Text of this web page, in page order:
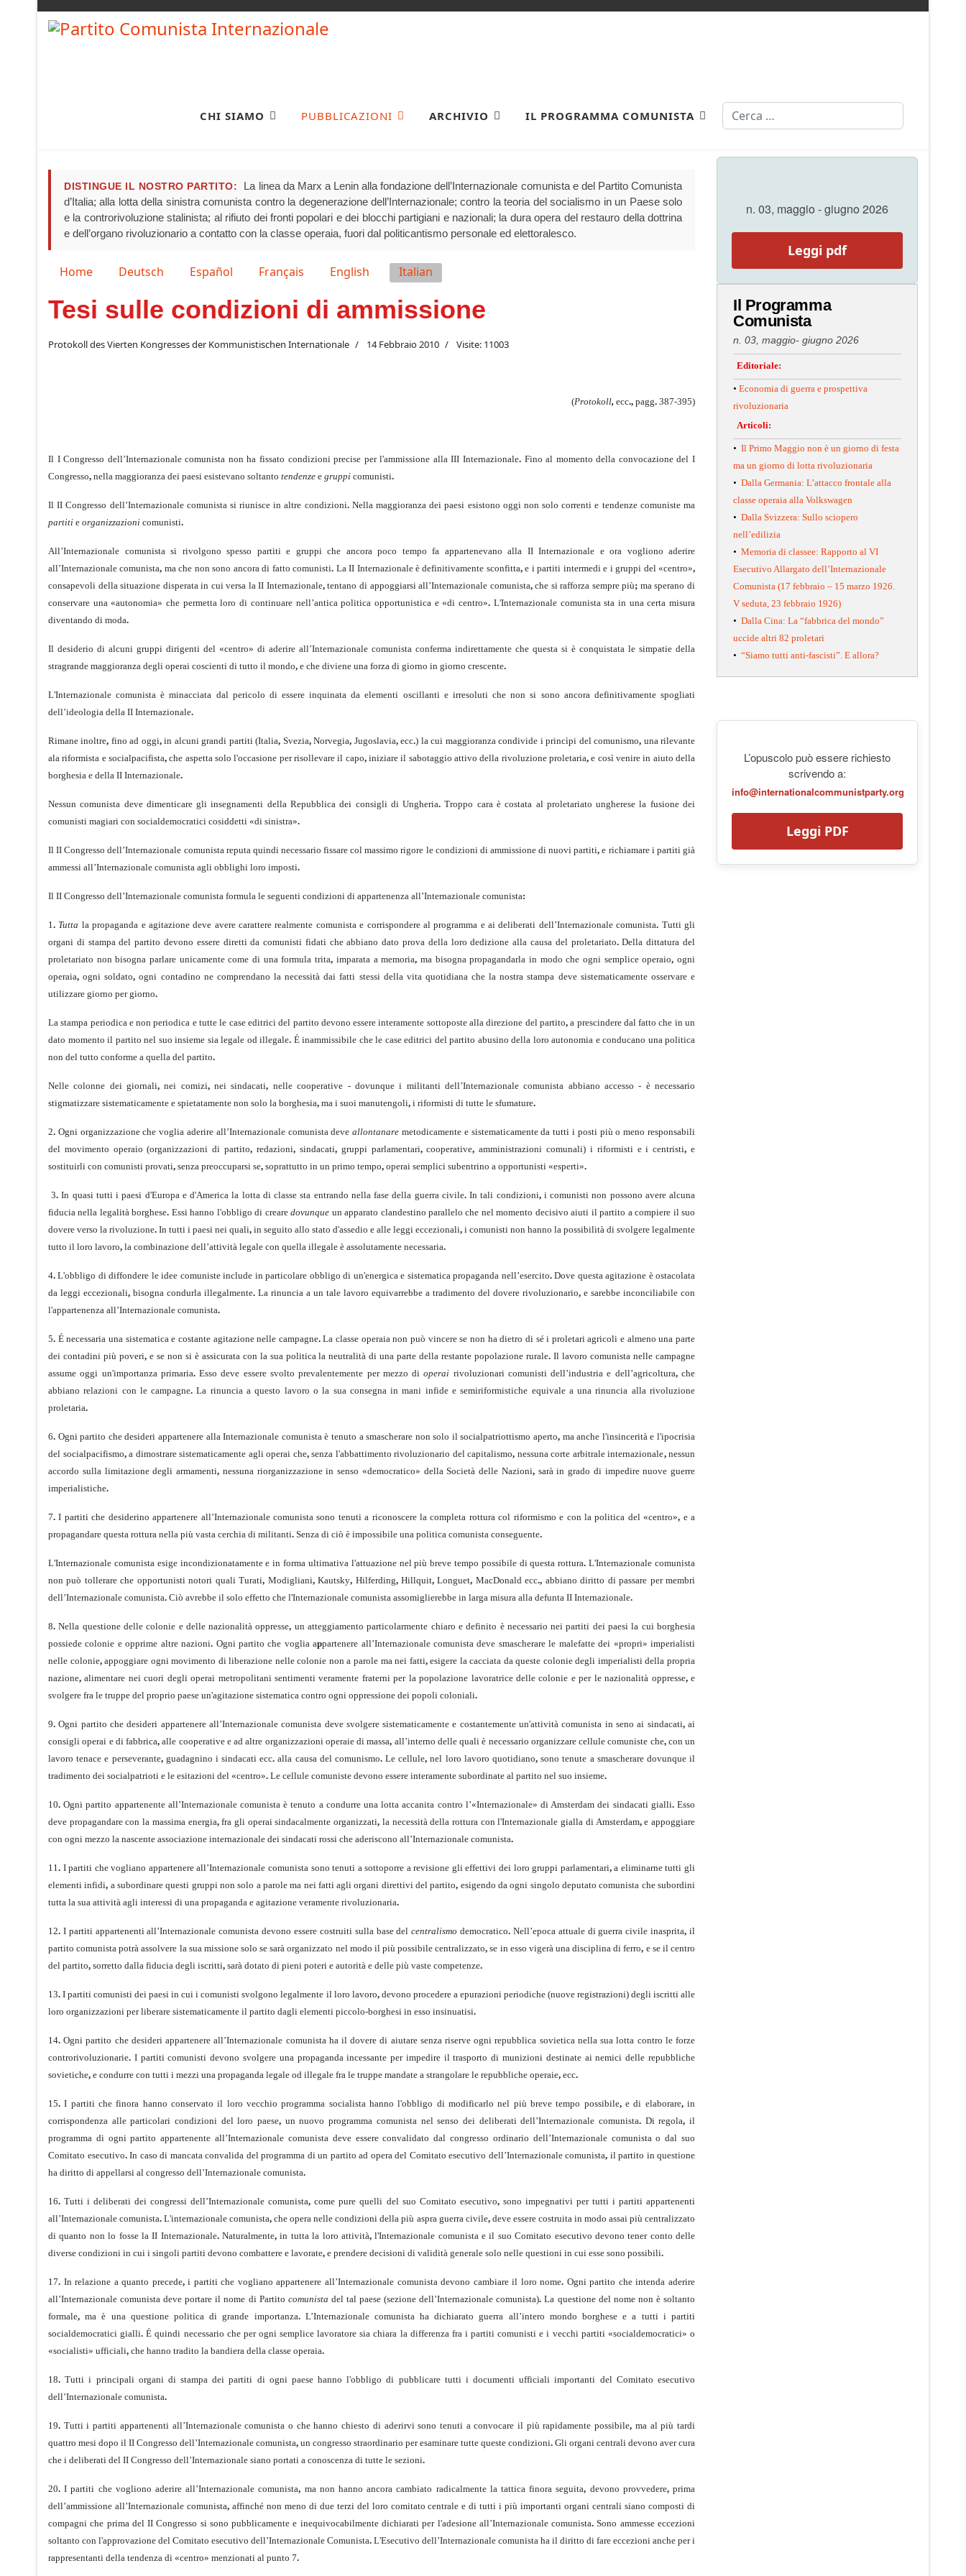
CHI SIAMO PUBBLICAZIONI ARCHIVIO IL PROGRAMMA COMUNISTA Cerca
DISTINGUE IL NOSTRO PARTITO:
La linea da Marx a Lenin alla fondazione dell’Internazionale comunista e del Partito Comunista
d’Italia; alla lotta della sinistra comunista contro la degenerazione dell’Internazionale; contro la teoria del socialismo in un Paese solo
e la controrivoluzione stalinista; al rifiuto dei fronti popolari e dei blocchi partigiani e nazionali; la dura opera del restauro della dottrina
e dell’organo rivoluzionario a contatto con la classe operaia, fuori dal politicantismo personale ed elettoralesco.
Seleziona la tua lingua
Home Deutsch Español Français English Italian
Tesi sulle condizioni di ammissione
Protokoll des Vierten Kongresses der Kommunistischen Internationale 14 Febbraio 2010 Visite: 11003
(Protokoll, ecc., pagg. 387-395)
Il I Congresso dell’Internazionale comunista non ha fissato condizioni pre­cise per l'ammissione alla III Internazionale. Fino al momento della convoca­zione del I
Congresso, nella maggioranza dei paesi esistevano soltanto tendenze e gruppi comunisti.
Il II Congresso dell’Internazionale comunista si riunisce in altre condizio­ni.Nella maggioranza dei paesi esistono oggi non solo correnti e tendenze comu­niste ma
partiti e organizzazioni comunisti.
All’Internazionale comunista si rivolgono spesso partiti e gruppi che ancora poco tempo fa appartenevano alla II Internazionale e ora vogliono aderire
all’Internazionale comunista, ma che non sono ancora di fatto comunisti. La II Internazionale è definitivamente sconfitta,e i partiti intermedi e i gruppi del «centro»,
consapevoli della situazione disperata in cui versa la II Internazionale,tentano di appoggiarsi all’Internazionale comunista,che si rafforza sempre più; ma sperano di
conservare una «autonomia» che permetta loro di continuare nell’antica politica opportunistica e «di centro». L'Internazionale comunista sta in una certa misura
diventando di moda.
Il desiderio di alcuni gruppi dirigenti del «centro» di aderire all’Interna­zionale comunista conferma indirettamente che questa si è conquistata le simpa­tie della
stragrande maggioranza degli operai coscienti di tutto il mondo, e che diviene una forza di giorno in giorno crescente.
L'Internazionale comunista è minacciata dal pericolo di essere inquinata da elementi oscillanti e irresoluti che non si sono ancora definitivamente spogliati
dell’ideologia della II Internazionale.
Rimane inoltre, fino ad oggi,in alcuni grandi partiti (Italia, Svezia,Norvegia, Jugoslavia,ecc.) la cui maggioranza condivide i princìpi del comunismo, una rilevante
ala riformista e socialpacifista, che aspetta solo l'occasione per ri­sollevare il capo,iniziare il sabotaggio attivo della rivoluzione proletaria, e così venire in aiuto della
borghesia e della II Internazionale.
Nessun comunista deve dimenticare gli insegnamenti della Repubblica dei consigli di Ungheria. Troppo cara è costata al proletariato ungherese la fusione dei
comunisti magiari con socialdemocratici cosiddetti «di sinistra».
Il II Congresso dell’Internazionale comunista reputa quindi necessario fissa­re col massimo rigore le condizioni di ammissione di nuovi partiti, e richiama­re i partiti già
ammessi all’Internazionale comunista agli obblighi loro imposti.
Il II Congresso dell’Internazionale comunista formula le seguenti condizioni di appartenenza all’Internazionale comunista:
1 . Tutta la propaganda e agitazione deve avere carattere realmente comu­nista e corrispondere al programma e ai deliberati dell’Internazionale comunista. Tutti gli
organi di stampa del partito devono essere diretti da comunisti fidati che abbiano dato prova della loro dedizione alla causa del proletariato.Della dittatura del
proletariato non bisogna parlare unicamente come di una formula trita, imparata a memoria, ma bisogna propagandarla in modo che ogni sempli­ce operaio, ogni
operaia, ogni soldato, ogni contadino ne comprendano la ne­cessità dai fatti stessi della vita quotidiana che la nostra stampa deve sistema­ticamente osservare e
utilizzare giorno per giorno.
La stampa periodica e non periodica e tutte le case editrici del partito devono essere interamente sottoposte alla direzione del partito,a prescindere dal fatto che in un
dato momento il partito nel suo insieme sia legale od illegale. É inammissibile che le case editrici del partito abusino della loro autonomia e conducano una politica
non del tutto conforme a quella del partito.
Nelle colonne dei giornali, nei comizi,nei sindacati, nelle cooperative - dovunque i militanti dell’Internazionale comunista abbiano accesso - è necessario
stigmatizzare sistematicamente e spietatamente non solo la borghesia, ma i suoi manutengoli, i riformisti di tutte le sfumature.
2. Ogni organizzazione che voglia aderire all’Internazionale comunista deveallontanaremetodicamente e sistematicamente da tutti i posti più o meno respon­sabili
del movimento operaio (organizzazioni di partito, redazioni, sindacati,gruppi parlamentari,cooperative, amministrazioni comunali) i riformisti e i centristi, e
sostituirli con comunisti provati, senza preoccuparsi se, soprattutto in un pri­mo tempo, operai semplici subentrino a opportunisti «esperti».
3. In quasi tutti i paesi d'Europa e d'America la lotta di classe sta en­trando nella fase della guerra civile.In tali condizioni,i comunisti non possono avere alcuna
fiducia nella legalità borghese. Essi hanno l'obbligo di crearedo­vunque un apparato clandestino parallelo che nel momento decisivo aiuti il par­tito a compiere il suo
dovere verso la rivoluzione. In tutti i paesi nei quali, in seguito allo stato d'assedio e alle leggi eccezionali, i comunisti non hanno la possibilità di svolgere legalmente
tutto il loro lavoro, la combinazione dell’attivi­tà legale con quella illegale è assolutamente necessaria.
4. L'obbligo di diffondere le idee comuniste include in particolare obbligo di un'energica e sistematica propaganda nell’esercito.Dove questa agitazione è osta­colata
da leggi eccezionali, bisogna condurla illegalmente. La rinuncia a un tale lavoro equivarrebbe a tradimento del dovere rivoluzionario, e sarebbe inconcilia­bile con
l'appartenenza all’Internazionale comunista.
5. É necessaria una sistematica e costante agitazione nelle campagne.La classe operaia non può vincere se non ha dietro di sé i proletari agricoli e al­meno una parte
dei contadini più poveri,e se non si è assicurata con la sua politica la neutralità di una parte della restante popolazione rurale. Il lavoro co­munista nelle campagne
assume oggi un'importanza primaria.Esso deve essere svolto prevalentemente per mezzo dioperai rivoluzionari comunisti dell’industria e dell’agricoltura,che
abbiano relazioni con le campagne. La rinuncia a questo lavoro o la sua consegna in mani infide e semiriformistiche equivale a una ri­nuncia alla rivoluzione
proletaria.
6. Ogni partito che desideri appartenere alla Internazionale comunista è tenuto a smascherare non solo il socialpatriottismo aperto, ma anche l'insince­rità e l'ipocrisia
del socialpacifismo,a dimostrare sistematicamente agli operai che,senza l'abbattimento rivoluzionario del capitalismo, nessuna corte arbitrale inter­nazionale,nessun
accordo sulla limitazione degli armamenti, nessuna riorganizza­zione in senso «democratico» della Società delle Nazioni,sarà in grado di impe­dire nuove guerre
imperialistiche.
7. I partiti che desiderino appartenere all’Internazionale comunista sono tenuti a riconoscere la completa rottura col riformismo e con la politica del «centro», e a
propagandare questa rottura nella più vasta cerchia di militanti. Senza di ciò è impossibile una politica comunista conseguente.
L'Internazionale comunista esige incondizionatamente e in forma ultimativa l'attuazione nel più breve tempo possibile di questa rottura. L'Internazionale co­munista
non può tollerare che opportunisti notori quali Turati, Modigliani,Kauts­ky, Hilferding,Hillquit,Longuet, MacDonald ecc., abbiano diritto di passare per membri
dell’Internazionale comunista. Ciò avrebbe il solo effetto che l'Internazio­nale comunista assomiglierebbe in larga misura alla defunta II Internazionale.
8. Nella questione delle colonie e delle nazionalità oppresse, un atteggia­mento particolarmente chiaro e definito è necessario nei partiti dei paesi la cui borghesia
possiede colonie e opprime altre nazioni. Ogni partito che voglia appartenere all’Internazionale comunista deve smascherare le malefatte dei «propri» imperialisti
nelle colonie,appoggiare ogni movimento di liberazione nelle colo­nie non a parole ma nei fatti,esigere la cacciata da queste colonie degli imperialisti della propria
nazione, alimentare nei cuori degli operai metropolitani sentimenti veramente fraterni per la popolazione lavoratrice delle colonie e per le nazionalità oppresse,e
svolgere fra le truppe del proprio paese un'agitazione sistematica contro ogni oppressione dei popoli coloniali.
9. Ogni partito che desideri appartenere all’Internazionale comunista deve svolgere sistematicamente e costantemente un'attività comunista in seno ai sinda­cati,ai
consigli operai e di fabbrica, alle cooperative e ad altre organizzazioni ope­raie di massa, all’interno delle quali è necessario organizzare cellule comuniste che,con un
lavoro tenace e perseverante,guadagnino i sindacati ecc. alla causa del comunismo.Le cellule, nel loro lavoro quotidiano, sono tenute a smasche­rare dovunque il
tradimento dei socialpatrioti e le esitazioni del «centro». Le cellule comuniste devono essere interamente subordinate al partito nel suo insieme.
10. Ogni partito appartenente all’Internazionale comunista è tenuto a con­durre una lotta accanita contro l’«Internazionale» di Amsterdam dei sindacati gialli.Esso
deve propagandare con la massima energia,fra gli operai sindacalmen­te organizzati, la necessità della rottura con l'Internazionale gialla di Amsterdam,e appoggiare
con ogni mezzo la nascente associazione internazionale dei sindacati rossi che aderiscono all’Internazionale comunista.
11 . I partiti che vogliano appartenere all’Internazionale comunista sono tenuti a sottoporre a revisione gli effettivi dei loro gruppi parlamentari,a elimi­narne tutti gli
elementi infidi, a subordinare questi gruppi non solo a parole ma nei fatti agli organi direttivi del partito, esigendo da ogni singolo deputato co­munista che subordini
tutta la sua attività agli interessi di una propaganda e agi­tazione veramente rivoluzionaria.
12. I partiti appartenenti all’Internazionale comunista devono essere co­struiti sulla base delcentralismodemocratico. Nell’epoca attuale di guerra civile inasprita, il
partito comunista potrà assolvere la sua missione solo se sarà organiz­zato nel modo il più possibile centralizzato, se in esso vigerà una disciplina di ferro, e se il centro
del partito, sorretto dalla fiducia degli iscritti, sarà dotato di pieni poteri e autorità e delle più vaste competenze.
13. I partiti comunisti dei paesi in cui i comunisti svolgono legalmente il loro lavoro,devono procedere a epurazioni periodiche (nuove registrazioni) degli iscritti alle
loro organizzazioni per liberare sistematicamente il partito dagli ele­menti piccolo-borghesi in esso insinuatisi.
14. Ogni partito che desideri appartenere all’Internazionale comunista ha il dovere di aiutare senza riserve ogni repubblica sovietica nella sua lotta contro le forze
controrivoluzionarie. I partiti comunisti devono svolgere una propagan­da incessante per impedire il trasporto di munizioni destinate ai nemici delle repubbliche
sovietiche, e condurre con tutti i mezzi una propaganda legale od illegale fra le truppe mandate a strangolare le repubbliche operaie, ecc.
15. I partiti che finora hanno conservato il loro vecchio programma so­cialista hanno l'obbligo di modificarlo nel più breve tempo possibile,e di elabo­rare,in
corrispondenza alle particolari condizioni del loro paese, un nuovo pro­gramma comunista nel senso dei deliberati dell’Internazionale comunista.Di regola, il
programma di ogni partito appartenente all’Internazionale comunista deve essere convalidato dal congresso ordinario dell’Internazionale comunista o dal suo
Comitato esecutivo.In caso di mancata convalida del programma di un partito ad opera del Comitato esecutivo dell’Internazionale comunista, il partito in que­stione
ha diritto di appellarsi al congresso dell’Internazionale comunista.
16. Tutti i deliberati dei congressi dell’Internazionale comunista, come pure quelli del suo Comitato esecutivo,sono impegnativi per tutti i partiti ap­partenenti
all’Internazionale comunista. L'internazionale comunista, che opera nelle condizioni della più aspra guerra civile,deve essere costruita in modo assai più centralizzato
di quanto non lo fosse la II Internazionale.Naturalmente, in tutta la loro attività,l'Internazionale comunista e il suo Comitato esecutivo devono tener conto delle
diverse condizioni in cui i singoli partiti devono combattere e lavorate, e prendere decisioni di validità generale solo nelle questioni in cui esse sono possibili.
17. In relazione a quanto precede,i partiti che vogliano appartenere all’Internazionale comunista devono cambiare il loro nome. Ogni partito che intenda aderire
all’Internazionale comunista deve portare il nome di Partito comunista del tal paese (sezione dell’Internazionale comunista). La questione del nome non è soltanto
formale, ma è una questione politica di grande importanza.L’Internazionale comunista ha dichiarato guerra all’intero mondo borghese e a tutti i partiti
socialdemocratici gialli. É quindi necessario che per ogni semplice lavoratore sia chiara la differenza fra i partiti comunisti e i vecchi partiti «social­democratici» o
«socialisti» ufficiali, che hanno tradito la bandiera della classe operaia.
18. Tutti i principali organi di stampa dei partiti di ogni paese hanno l'ob­bligo di pubblicare tutti i documenti ufficiali importanti del Comitato esecutivo
dell’Internazionale comunista.
19. Tutti i partiti appartenenti all’Internazionale comunista o che hanno chiesto di aderirvi sono tenuti a convocare il più rapidamente possibile, ma al più tardi
quattro mesi dopo il II Congresso dell’Internazionale comunista, un congresso straordinario per esaminare tutte queste condizioni. Gli organi centrali devono aver cura
che i deliberati del II Congresso dell’Internazionale siano portati a conoscenza di tutte le sezioni.
20. I partiti che vogliono aderire all’Internazionale comunista, ma non hanno ancora cambiato radicalmente la tattica finora seguita, devono provvedere,prima
dell’ammissione all’Internazionale comunista,affinché non meno di due terzi del loro comitato centrale e di tutti i più importanti organi centrali siano com­posti di
compagni che prima del II Congresso si sono pubblicamente e inequi­vocabilmente dichiarati per l'adesione all’Internazionale comunista. Sono ammesse eccezioni
soltanto con l'approvazione del Comitato esecutivo dell’Internazionale Comunista. L'Esecutivo dell’Internazionale comunista ha il diritto di fare ecce­zioni anche per i
rappresentanti della tendenza di «centro» menzionati al punto 7.
n. 03, maggio - giugno 2026
Leggi pdf
Il Programma
Comunista
n. 03, maggio- giugno 2026
Editoriale:
• Economia di guerra e prospettiva
rivoluzionaria
Articoli:
• Il Primo Maggio non è un giorno di festa
ma un giorno di lotta rivoluzionaria
• Dalla Germania: L’attacco frontale alla
classe operaia alla Volkswagen
• Dalla Svizzera: Sullo sciopero
nell’edilizia
• Memoria di classee: Rapporto al VI
Esecutivo Allargato dell’Internazionale
Comunista (17 febbraio – 15 marzo 1926.
V seduta, 23 febbraio 1926)
• Dalla Cina: La “fabbrica del mondo”
uccide altri 82 proletari
• “Siamo tutti anti-fascisti”. E allora?
L’opuscolo può essere richiesto
scrivendo a:
info@internationalcommunistparty.org
Leggi PDF